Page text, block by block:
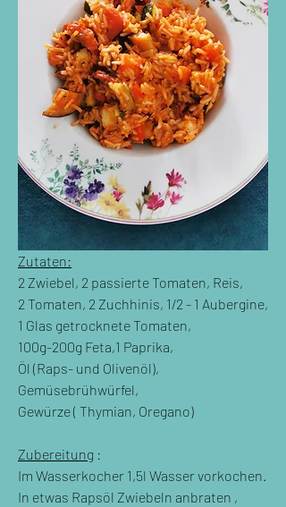
Zutaten:
2 Zwiebel, 2 passierte Tomaten, Reis,
2 Tomaten, 2 Zuchhinis, 1/2 - 1 Aubergine,
1 Glas getrocknete Tomaten,
100g-200g Feta,1 Paprika,
Öl (Raps- und Olivenöl),
Gemüsebrühwürfel,
Gewürze ( Thymian, Oregano)
Zubereitung :
In etwas Rapsöl Zwiebeln anbraten ,